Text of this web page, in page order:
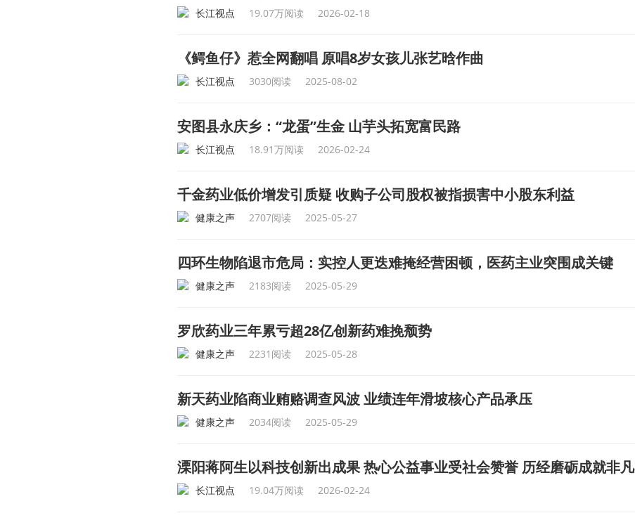
长江视点 19.07万阅读 2026-02-18
《鳄鱼仔》惹全网翻唱 原唱8岁女孩儿张艺晗作曲
长江视点 3030阅读 2025-08-02
安图县永庆乡：“龙蛋”生金 山芋头拓宽富民路
长江视点 18.91万阅读 2026-02-24
千金药业低价增发引质疑 收购子公司股权被指损害中小股东利益
健康之声 2707阅读 2025-05-27
四环生物陷退市危局：实控人更迭难掩经营困顿，医药主业突围成关键
健康之声 2183阅读 2025-05-29
罗欣药业三年累亏超28亿创新药难挽颓势
健康之声 2231阅读 2025-05-28
新天药业陷商业贿赂调查风波 业绩连年滑坡核心产品承压
健康之声 2034阅读 2025-05-29
溧阳蒋阿生以科技创新出成果 热心公益事业受社会赞誉 历经磨砺成就非凡
长江视点 19.04万阅读 2026-02-24